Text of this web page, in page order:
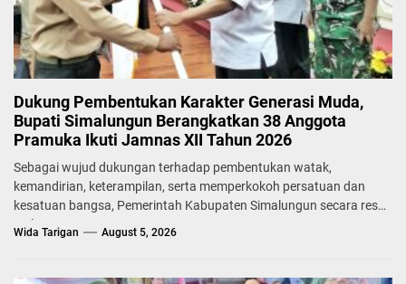
Dukung Pembentukan Karakter Generasi Muda,
Bupati Simalungun Berangkatkan 38 Anggota
Pramuka Ikuti Jamnas XII Tahun 2026
Sebagai wujud dukungan terhadap pembentukan watak,
kemandirian, keterampilan, serta memperkokoh persatuan dan
kesatuan bangsa, Pemerintah Kabupaten Simalungun secara resmi
melepas...
Wida Tarigan August 5, 2026